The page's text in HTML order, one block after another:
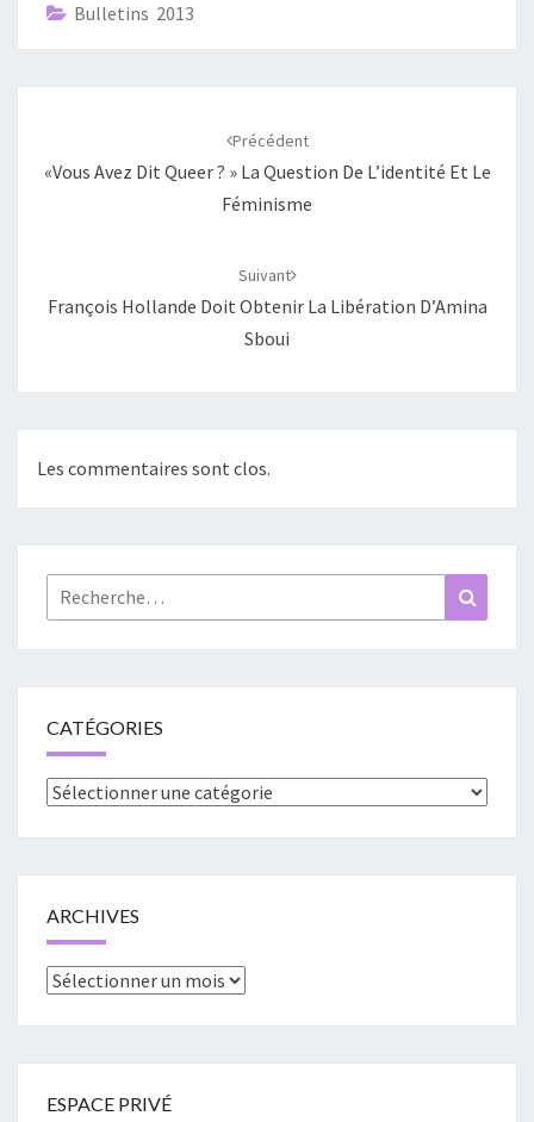
Bulletins 2013
Précédent
«Vous Avez Dit Queer ? » La Question De L’identité Et Le
Féminisme
Suivant
François Hollande Doit Obtenir La Libération D’Amina
Sboui
Les commentaires sont clos.
Rechercher :
CATÉGORIES
Catégories
ARCHIVES
Archives
ESPACE PRIVÉ